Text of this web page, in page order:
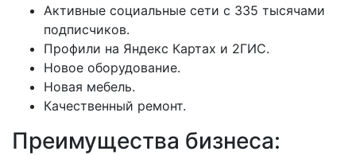
Активные социальные сети с 335 тысячами
подписчиков.
Профили на Яндекс Картах и 2ГИС.
Новое оборудование.
Новая мебель.
Качественный ремонт.
Преимущества бизнеса: